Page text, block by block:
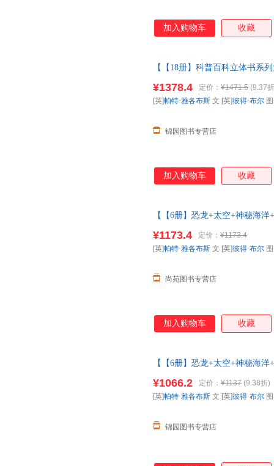
加入购物车 收藏
【【18册】科普百科立体书系
如需请联系在线客服
¥1378.4 定价： ¥1471.5 (9.37
锦园图书专营店
[英]帕特·雅各布斯 文 [英]彼得·布尔
加入购物车 收藏
【【6册】恐龙+太空+神秘海
您无忧购物】
¥1173.4 定价： ¥1173.4
尚苑图书专营店
[英]帕特·雅各布斯 文 [英]彼得·布尔
加入购物车 收藏
【【6册】恐龙+太空+神秘海
需请联系在线客服
¥1066.2 定价： ¥1137 (9.38折)
锦园图书专营店
[英]帕特·雅各布斯 文 [英]彼得·布尔